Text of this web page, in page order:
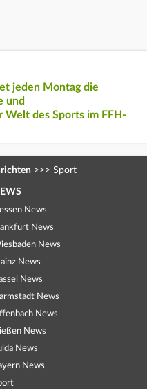
jeden Montag die
und
Welt des Sports im FFH-
>>> Sport
News
News
News
News
News
News
News
News
News
News